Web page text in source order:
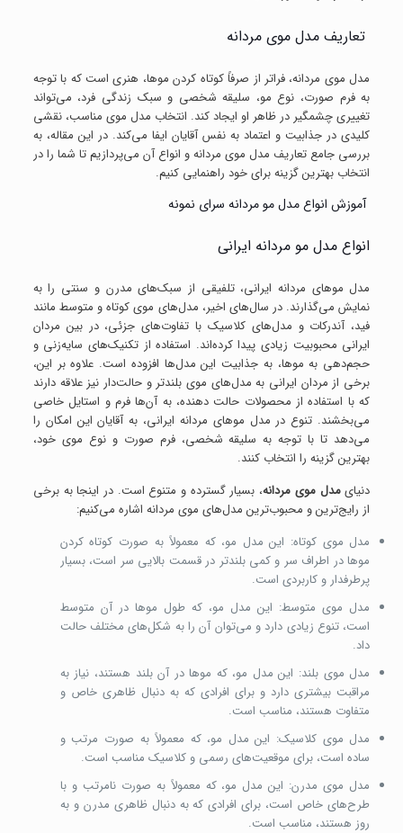
تعاریف مدل موی مردانه
مدل موی مردانه، فراتر از صرفاً کوتاه کردن موها، هنری است که با توجه
به فرم صورت، نوع مو، سلیقه شخصی و سبک زندگی فرد، می‌تواند
تغییری چشمگیر در ظاهر او ایجاد کند. انتخاب مدل موی مناسب، نقشی
کلیدی در جذابیت و اعتماد به نفس آقایان ایفا می‌کند. در این مقاله، به
بررسی جامع تعاریف مدل موی مردانه و انواع آن می‌پردازیم تا شما را در
انتخاب بهترین گزینه برای خود راهنمایی کنیم.
آموزش انواع مدل مو مردانه سرای نمونه
انواع مدل مو مردانه ایرانی
مدل موهای مردانه ایرانی، تلفیقی از سبک‌های مدرن و سنتی را به
نمایش می‌گذارند. در سال‌های اخیر، مدل‌های موی کوتاه و متوسط مانند
فید، آندرکات و مدل‌های کلاسیک با تفاوت‌های جزئی، در بین مردان
ایرانی محبوبیت زیادی پیدا کرده‌اند. استفاده از تکنیک‌های سایه‌زنی و
حجم‌دهی به موها، به جذابیت این مدل‌ها افزوده است. علاوه بر این،
برخی از مردان ایرانی به مدل‌های موی بلندتر و حالت‌دار نیز علاقه دارند
که با استفاده از محصولات حالت دهنده، به آن‌ها فرم و استایل خاصی
می‌بخشند. تنوع در مدل موهای مردانه ایرانی، به آقایان این امکان را
می‌دهد تا با توجه به سلیقه شخصی، فرم صورت و نوع موی خود،
بهترین گزینه را انتخاب کنند.
دنیایمدل موی مردانه، بسیار گسترده و متنوع است. در اینجا به برخی
از رایج‌ترین و محبوب‌ترین مدل‌های موی مردانه اشاره می‌کنیم:
مدل موی کوتاه: این مدل مو، که معمولاً به صورت کوتاه کردن
موها در اطراف سر و کمی بلندتر در قسمت بالایی سر است، بسیار
پرطرفدار و کاربردی است.
مدل موی متوسط: این مدل مو، که طول موها در آن متوسط
است، تنوع زیادی دارد و می‌توان آن را به شکل‌های مختلف حالت
داد.
مدل موی بلند: این مدل مو، که موها در آن بلند هستند، نیاز به
مراقبت بیشتری دارد و برای افرادی که به دنبال ظاهری خاص و
متفاوت هستند، مناسب است.
مدل موی کلاسیک: این مدل مو، که معمولاً به صورت مرتب و
ساده است، برای موقعیت‌های رسمی و کلاسیک مناسب است.
مدل موی مدرن: این مدل مو، که معمولاً به صورت نامرتب و با
طرح‌های خاص است، برای افرادی که به دنبال ظاهری مدرن و به
روز هستند، مناسب است.